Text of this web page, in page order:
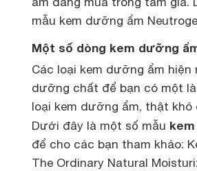
mẫu kem dưỡng ẩm
Một số dòng kem dưỡng
Các loại kem dưỡng ẩm
dưỡng chất để bạn có một
loại kem dưỡng ẩm, thật
Dưới đây là một số mẫu
để cho các bạn tham khảo:
The Ordinary Natural